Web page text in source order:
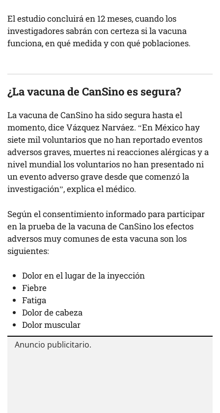
El estudio concluirá en 12 meses, cuando los
investigadores sabrán con certeza si la vacuna
funciona, en qué medida y con qué poblaciones.
¿La vacuna de CanSino es segura?
La vacuna de CanSino ha sido segura hasta el
momento, dice Vázquez Narváez. “En México hay
siete mil voluntarios que no han reportado eventos
adversos graves, muertes ni reacciones alérgicas y a
nivel mundial los voluntarios no han presentado ni
un evento adverso grave desde que comenzó la
investigación”, explica el médico.
Según el consentimiento informado para participar
en la prueba de la vacuna de CanSino los efectos
adversos muy comunes de esta vacuna son los
siguientes:
Dolor en el lugar de la inyección
Fiebre
Fatiga
Dolor de cabeza
Dolor muscular